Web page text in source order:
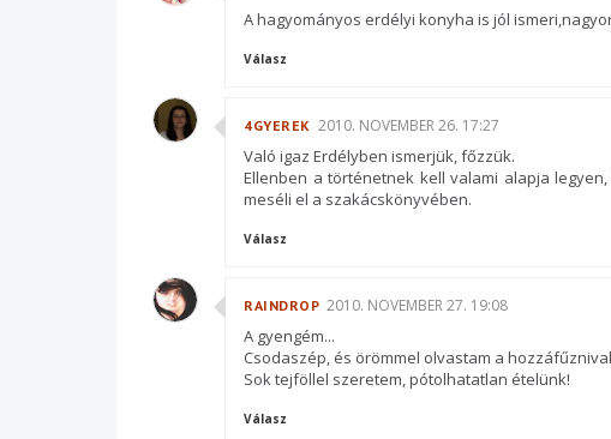
A hagyományos erdélyi konyha is jól
Válasz
4GYEREK 2010. NOVEMBER 26. 17:27
Való igaz Erdélyben ismerjük, főzzük.
Ellenben a történetnek kell valami alapja
meséli el a szakácskönyvében.
Válasz
RAINDROP 2010. NOVEMBER 27. 19:08
A gyengém...
Csodaszép, és örömmel olvastam a
Sok tejföllel szeretem, pótolhatatlan ételünk!
Válasz